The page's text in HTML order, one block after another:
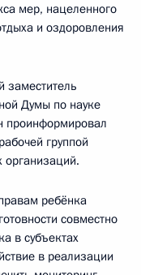
мер, нацеленного
и оздоровления
заместитель
Думы по науке
проинформировал
группой
организаций.
ребёнка
совместно
в субъектах
в реализации